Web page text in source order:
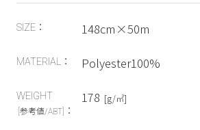
SIZE： 148cm×50m
MATERIAL： Polyester100%
WEIGHT
[参考値/ABT] ：
178 [g/㎡]